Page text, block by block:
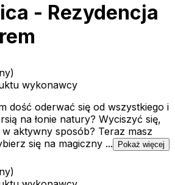
- Rezydencja
wykonawcy
dość oderwać się od wszystkiego i
na łonie natury? Wyciszyć się,
aktywny sposób? Teraz masz
się na magiczny ...
Pokaż więcej